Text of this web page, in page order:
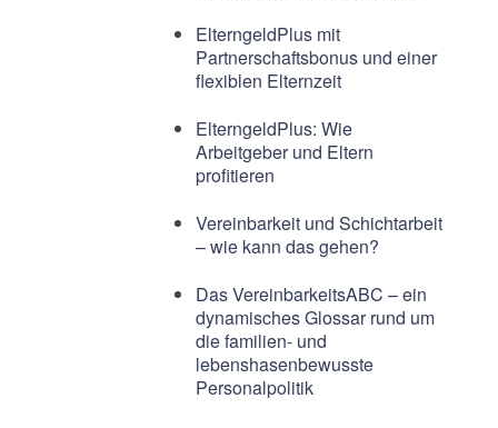
ElterngeldPlus mit
Partnerschaftsbonus und einer
flexiblen Elternzeit
ElterngeldPlus: Wie
Arbeitgeber und Eltern
profitieren
Vereinbarkeit und Schichtarbeit
– wie kann das gehen?
Das VereinbarkeitsABC – ein
dynamisches Glossar rund um
die familien- und
lebenshasenbewusste
Personalpolitik